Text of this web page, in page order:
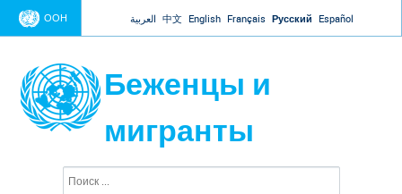
Jump to navigation
ООН العربية 中文 English Français Русский Español
Беженцы и
мигранты